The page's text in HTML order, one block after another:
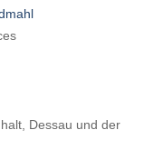
Dessau und der